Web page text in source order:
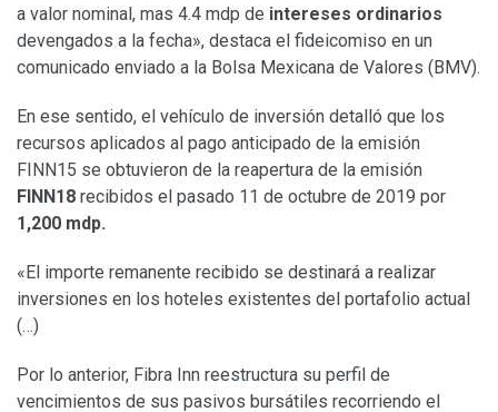
a valor nominal, mas 4.4 mdp de intereses ordinarios
devengados a la fecha», destaca el fideicomiso en un
comunicado enviado a la Bolsa Mexicana de Valores (BMV).
En ese sentido, el vehículo de inversión detalló que los
recursos aplicados al pago anticipado de la emisión
FINN15 se obtuvieron de la reapertura de la emisión
FINN18 recibidos el pasado 11 de octubre de 2019 por
1,200 mdp.
«El importe remanente recibido se destinará a realizar
inversiones en los hoteles existentes del portafolio actual
(…)
Por lo anterior, Fibra Inn reestructura su perfil de
vencimientos de sus pasivos bursátiles recorriendo el